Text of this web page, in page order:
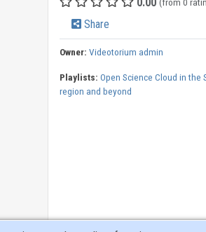
(from 0
Share
Owner: Videotorium admin
Playlists: Open Science Cloud in the
region and beyond